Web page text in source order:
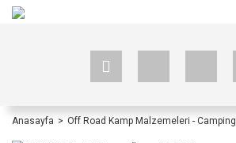
Anasayfa Off Road Kamp Malzemeleri - Camping